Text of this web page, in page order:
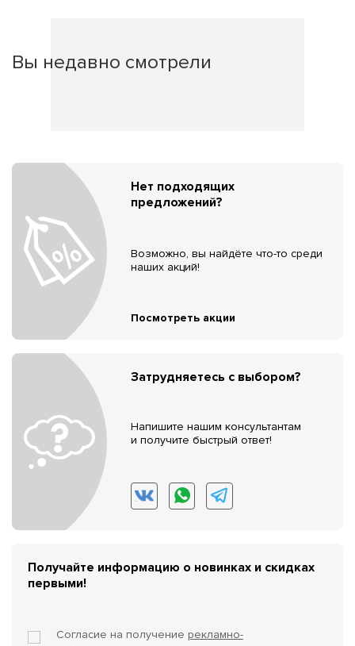
Вы недавно смотрели
Нет подходящих
предложений?
Возможно, вы найдёте что-то среди
наших акций!
Посмотреть акции
Затрудняетесь с выбором?
Напишите нашим консультантам
и получите быстрый ответ!
Получайте информацию о новинках и скидках
первыми!
Согласие на получение рекламно-